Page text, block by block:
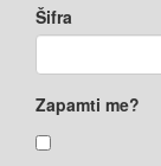
Šifra
Zapamti me?